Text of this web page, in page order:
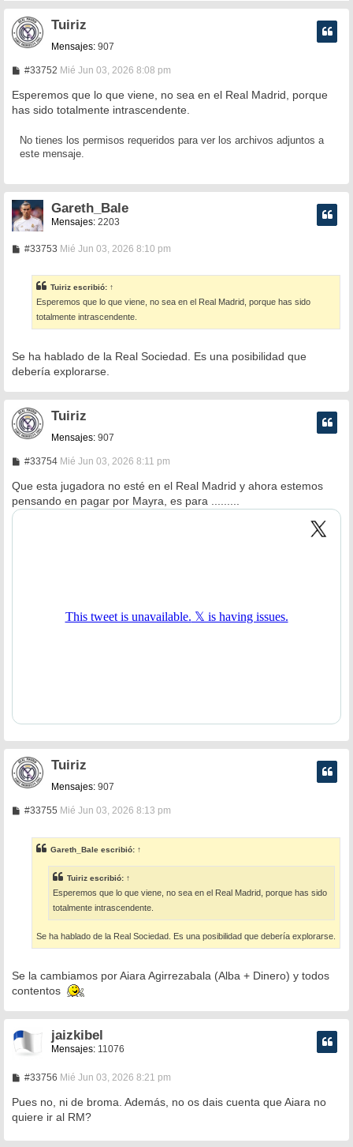
Tuiriz
Mensajes: 907
#33752M
n
a
e
Mié Jun 03, 2026 8:08 pm
Esperemos que lo que viene, no sea en el Real Madrid, porque
has sido totalmente intrascendente.
No tienes los permisos requeridos para ver los archivos adjuntos a
este mensaje.
Gareth_Bale
Mensajes: 2203
#33753M
a
j
e
Mié Jun 03, 2026 8:10 pm
Tuiriz escribió: ↑
Esperemos que lo que viene, no sea en el Real Madrid, porque has sido
totalmente intrascendente.
Se ha hablado de la Real Sociedad. Es una posibilidad que
debería explorarse.
Tuiriz
Mensajes: 907
#33754M
n
s
a
Mié Jun 03, 2026 8:11 pm
Que esta jugadora no esté en el Real Madrid y ahora estemos
pensando en pagar por Mayra, es para .........
Tuiriz
Mensajes: 907
#33755M
a
j
e
Mié Jun 03, 2026 8:13 pm
Gareth_Bale escribió: ↑
Tuiriz escribió: ↑
Esperemos que lo que viene, no sea en el Real Madrid, porque has sido
totalmente intrascendente.
Se ha hablado de la Real Sociedad. Es una posibilidad que debería explorarse.
Se la cambiamos por Aiara Agirrezabala (Alba + Dinero) y todos
contentos
jaizkibel
Mensajes: 11076
#33756M
n
a
e
Mié Jun 03, 2026 8:21 pm
Pues no, ni de broma. Además, no os dais cuenta que Aiara no
quiere ir al RM?